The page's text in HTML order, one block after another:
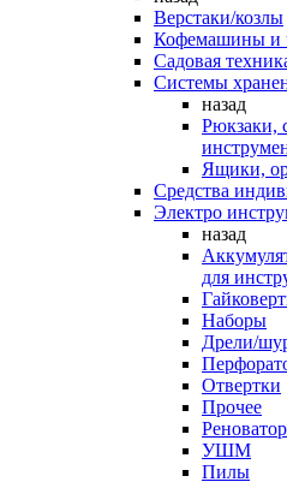
Верстаки/козлы
Кофемашины и
Садовая
Системы
назад
Рюкзаки,
Ящики,
Средства
Электро
назад
для
Наборы
Дрели/
Отвертки
Прочее
УШМ
Пилы